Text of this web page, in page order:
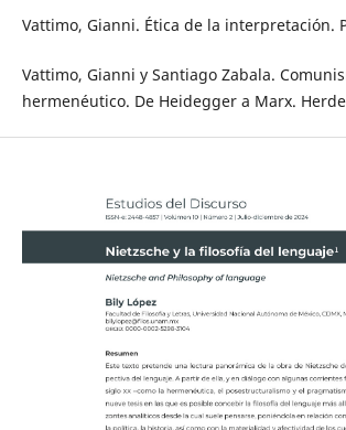
Vattimo, Gianni. Ética de la interpretación.
Vattimo, Gianni y Santiago Zabala.
hermenéutico. De Heidegger a Marx.